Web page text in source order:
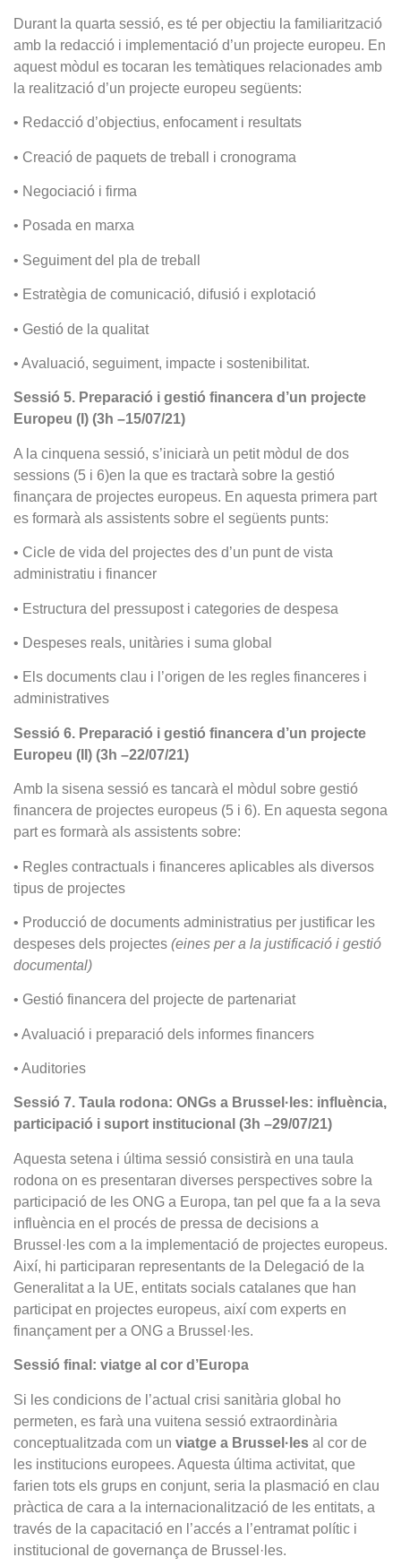
Durant la quarta sessió, es té per objectiu la familiarització
amb la redacció i implementació d’un projecte europeu. En
aquest mòdul es tocaran les temàtiques relacionades amb
la realització d’un projecte europeu següents:
• Redacció d’objectius, enfocament i resultats
• Creació de paquets de treball i cronograma
• Negociació i firma
• Posada en marxa
• Seguiment del pla de treball
• Estratègia de comunicació, difusió i explotació
• Gestió de la qualitat
• Avaluació, seguiment, impacte i sostenibilitat.
Sessió 5. Preparació i gestió financera d’un projecte
Europeu (I) (3h –15/07/21)
A la cinquena sessió, s’iniciarà un petit mòdul de dos
sessions (5 i 6)en la que es tractarà sobre la gestió
finançara de projectes europeus. En aquesta primera part
es formarà als assistents sobre el següents punts:
• Cicle de vida del projectes des d’un punt de vista
administratiu i financer
• Estructura del pressupost i categories de despesa
• Despeses reals, unitàries i suma global
• Els documents clau i l’origen de les regles financeres i
administratives
Sessió 6. Preparació i gestió financera d’un projecte
Europeu (II) (3h –22/07/21)
Amb la sisena sessió es tancarà el mòdul sobre gestió
financera de projectes europeus (5 i 6). En aquesta segona
part es formarà als assistents sobre:
• Regles contractuals i financeres aplicables als diversos
tipus de projectes
• Producció de documents administratius per justificar les
despeses dels projectes (eines per a la justificació i gestió
documental)
• Gestió financera del projecte de partenariat
• Avaluació i preparació dels informes financers
• Auditories
Sessió 7. Taula rodona: ONGs a Brussel·les: influència,
participació i suport institucional (3h –29/07/21)
Aquesta setena i última sessió consistirà en una taula
rodona on es presentaran diverses perspectives sobre la
participació de les ONG a Europa, tan pel que fa a la seva
influència en el procés de pressa de decisions a
Brussel·les com a la implementació de projectes europeus.
Així, hi participaran representants de la Delegació de la
Generalitat a la UE, entitats socials catalanes que han
participat en projectes europeus, així com experts en
finançament per a ONG a Brussel·les.
Sessió fina : viatge al cor d’Europa
Si les condicions de l’actual crisi sanitària global ho
permeten, es farà una vuitena sessió extraordinària
conceptualitzada com un viatge a Brussel·les al cor de
les institucions europees. Aquesta última activitat, que
farien tots els grups en conjunt, seria la plasmació en clau
pràctica de cara a la internacionalització de les entitats, a
través de la capacitació en l’accés a l’entramat polític i
institucional de governança de Brussel·les.